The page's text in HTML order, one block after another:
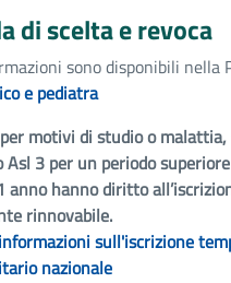
di scelta e revoca
sono disponibili nella
e pediatra
motivi di studio o
3 per un periodo
anno hanno diritto
rinnovabile.
sull'iscrizione
nazionale